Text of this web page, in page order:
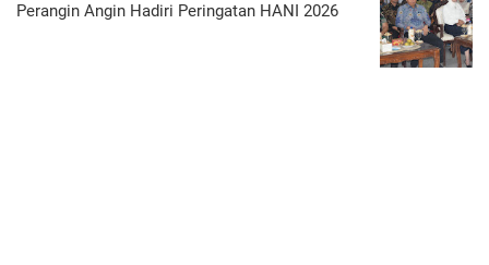
Perangin Angin Hadiri Peringatan HANI 2026